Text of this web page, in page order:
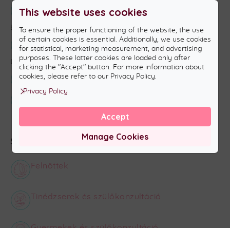
Enable Antibullying program –
bántalmazásellenes továbbképzés (30 órás)
Barnahus: think globally, act locally!
Újratervezés program (24 órás)
Hősök tere program
Tehetséggondozás konferencia
Szakterületek:
Felnőttek
Tinédzserek és szülőkonzultáció
This website uses cookies
To ensure the proper functioning of the website, the use
of certain cookies is essential. Additionally, we use cookies
for statistical, marketing measurement, and advertising
purposes. These latter cookies are loaded only after
clicking the "Accept" button. For more information about
cookies, please refer to our Privacy Policy.
Privacy Policy
Manage Cookies
Accept